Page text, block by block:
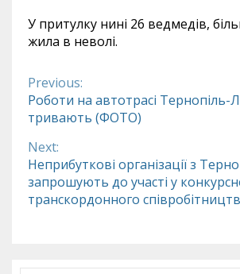
У притулку нині 26 ведмедів,
жила в неволі.
Continue
Reading
Previous:
Роботи на автотрасі Тернопіль-
тривають (ФОТО)
Next:
Неприбуткові організації з
запрошують до участі у
транскордонного